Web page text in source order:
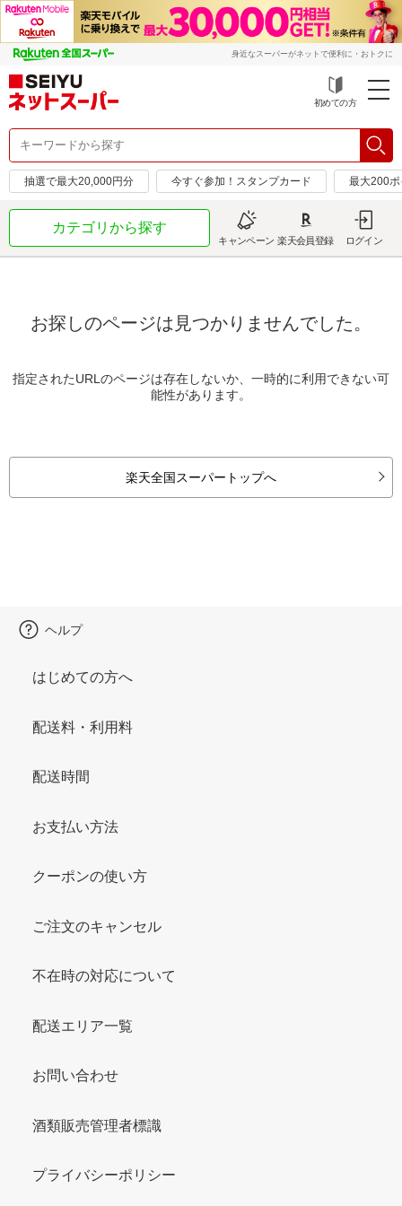
身近なスーパーがネットで便利に・おトクに
初めての方
抽選で最大20,000円分 今すぐ参加！スタンプカード 最大200
カテゴリから探す
キャンペーン 楽天会員登録 ログイン
お探しのページは見つかりませんでした。
指定されたURLのページは存在しないか、一時的に利用できない可
能性があります。
楽天全国スーパートップへ
ヘルプ
はじめての方へ
配送料・利用料
配送時間
お支払い方法
クーポンの使い方
ご注文のキャンセル
不在時の対応について
配送エリア一覧
お問い合わせ
酒類販売管理者標識
プライバシーポリシー